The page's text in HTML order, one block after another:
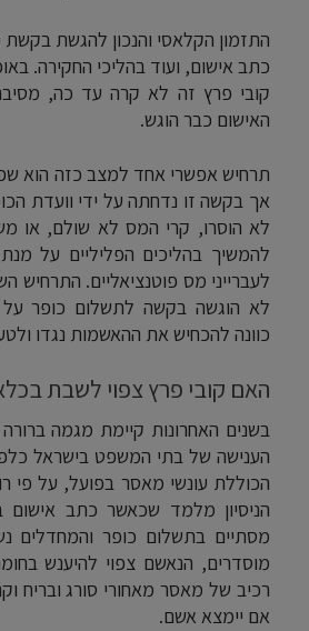
התזמון הקלאסי והנכון להגשת
כתב אישום, ועוד בהליכי החקירה.
קובי פרץ זה לא קרה עד כה,
האישום כבר הוגש.
תרחיש אפשרי אחד למצב כזה הוא
אך בקשה זו נדחתה על ידי וועדת
לא הוסרו, קרי המס לא שולם, או
להמשיך בהליכים הפליליים על
לעברייני מס פוטנציאליים. התרחיש
לא הוגשה בקשה לתשלום כופר על
כוונה להכחיש את ההאשמות נגדו
האם קובי פרץ צפוי לשבת
בשנים האחרונות קיימת מגמה
הענישה של בתי המשפט בישראל
הכוללת עונשי מאסר בפועל, על פי
הניסיון מלמד שכאשר כתב
מסתיים בתשלום כופר והמחדלים
מוסדרים, הנאשם צפוי להיענש
רכיב של מאסר מאחורי סורג ובריח
אם יימצא אשם.